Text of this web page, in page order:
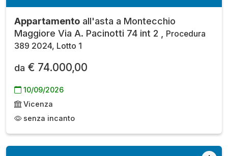
Appartamento all'asta a Montecchio
Maggiore Via A. Pacinotti 74 int 2 ,
Procedura
389 2024, Lotto 1
da € 74.000,00
10/09/2026
Vicenza
senza incanto